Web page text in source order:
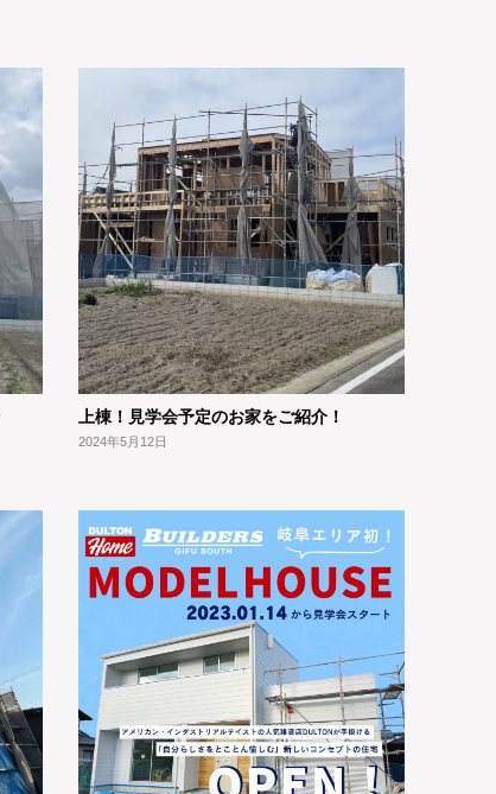
上棟！見学会予定のお家をご紹介！
2024年5月12日